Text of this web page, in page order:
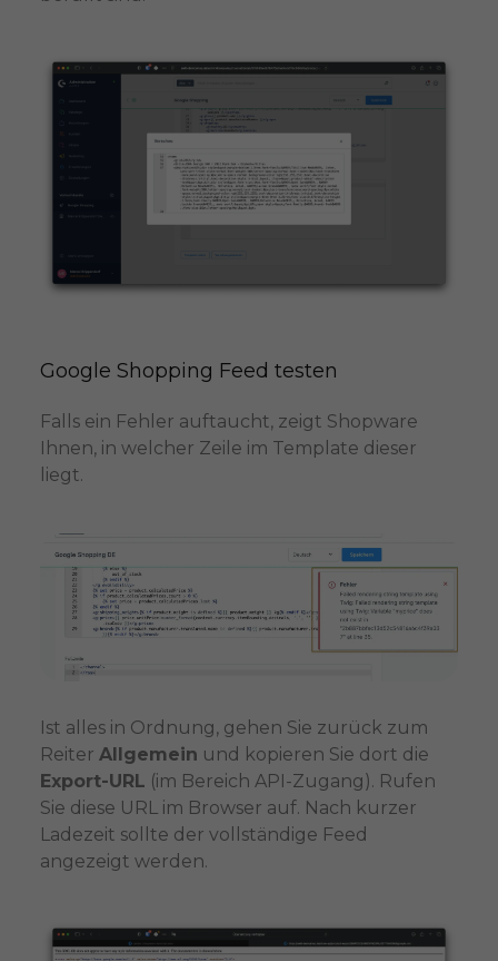
Google Shopping Feed testen
Falls ein Fehler auftaucht, zeigt Shopware
Ihnen, in welcher Zeile im Template dieser
liegt.
Ist alles in Ordnung, gehen Sie zurück zum
Reiter Allgemein und kopieren Sie dort die
Export-URL (im Bereich API-Zugang). Rufen
Sie diese URL im Browser auf. Nach kurzer
Ladezeit sollte der vollständige Feed
angezeigt werden.